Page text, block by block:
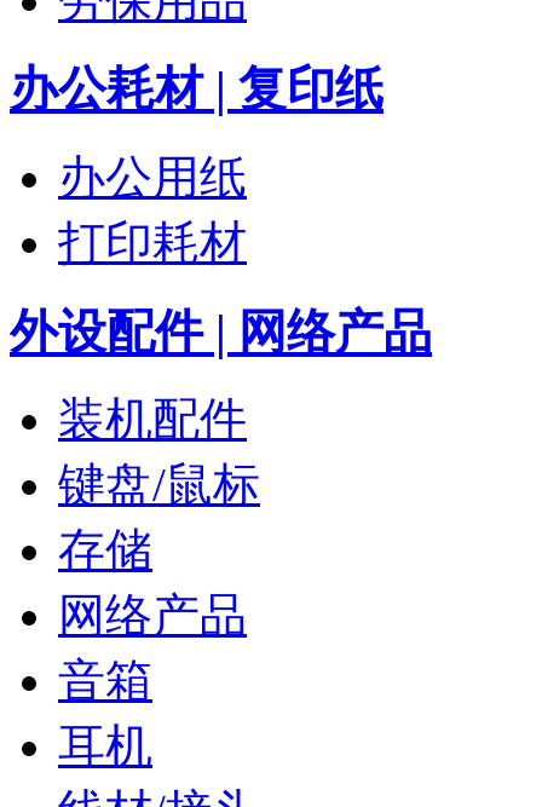
办公耗材 | 复印纸
办公用纸
打印耗材
外设配件 | 网络产品
装机配件
键盘/鼠标
存储
网络产品
音箱
耳机